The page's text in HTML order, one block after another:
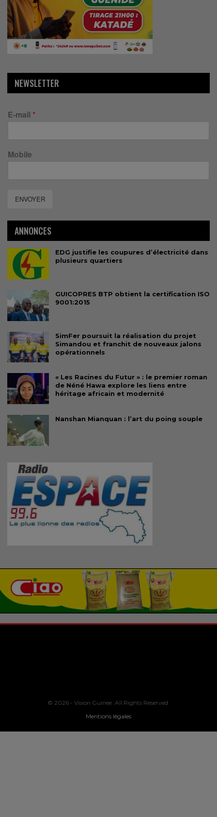
NEWSLETTER
E-mail *
Mobile
ENVOYER
ANNONCES
EDG justifie les coupures d’électricité dans
plusieurs quartiers
GUICOPRES BTP obtient la certification ISO
9001:2015
SimFer poursuit la réalisation du projet
Simandou et franchit de nouveaux jalons
opérationnels
« Les Racines du Futur » : le premier roman
de Néné Hawa explore les liens entre
héritage africain et modernité
Nanshan Mianquan : l’art du poing souple
© 2026 - Vision Guinee. All Rights Reserved.
Mentions légales